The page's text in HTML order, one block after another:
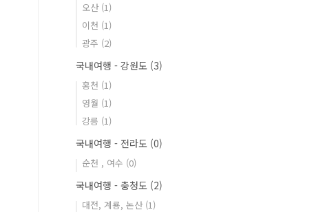
오산 (1)
이천 (1)
광주 (2)
국내여행 - 강원도 (3)
홍천 (1)
영월 (1)
강릉 (1)
국내여행 - 전라도 (0)
순천 , 여수 (0)
국내여행 - 충청도 (2)
대전, 계룡, 논산 (1)